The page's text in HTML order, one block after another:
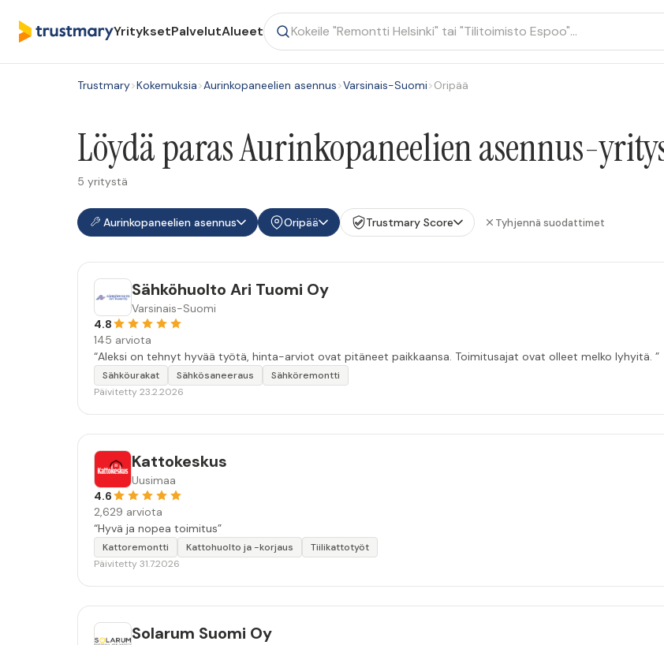
YrityksetPalvelutAlueet
Trustmary>Kokemuksia>Aurinkopaneelien asennus>Varsinais-Suomi>Oripää
Löydä paras Aurinkopaneelien asennus-
5 yritystä
Aurinkopaneelien asennus Oripää Trustmary Score Tyhjennä suodattimet
Sähköhuolto Ari Tuomi Oy
Varsinais-Suomi
4.8
145 arviota
“Aleksi on tehnyt hyvää työtä, hinta-arviot ovat pitäneet paikkaansa. Toimitusajat ovat olleet melko lyhyitä. ”
Sähköurakat Sähkösaneeraus
Sähköremontti
Päivitetty 23.2.2026
Kattokeskus
Uusimaa
4.6
2,629 arviota
“Hyvä ja nopea toimitus”
Kattoremontti Kattohuolto ja -korjaus
Tiilikattotyöt
Päivitetty 31.7.2026
Solarum Suomi Oy